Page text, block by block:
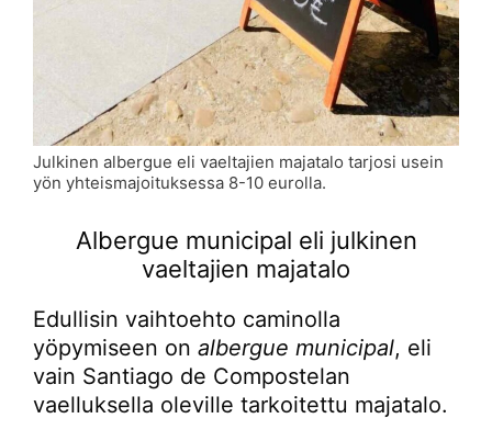
Julkinen albergue eli vaeltajien majatalo tarjosi usein
yön yhteismajoituksessa 8-10 eurolla.
Albergue municipal eli julkinen
vaeltajien majatalo
Edullisin vaihtoehto caminolla
yöpymiseen on albergue municipal, eli
vain Santiago de Compostelan
vaelluksella oleville tarkoitettu majatalo.